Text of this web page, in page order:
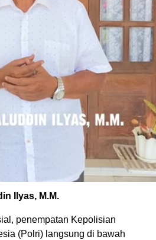
Ilyas, M.M.
penempatan Kepolisian
(Polri) langsung di bawah